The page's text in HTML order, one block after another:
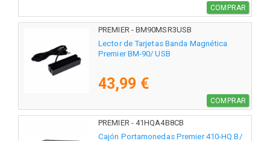
COMPRAR
PREMIER - BM90MSR3USB
Lector de Tarjetas Banda Magnética
Premier BM-90/ USB
43,99 €
COMPRAR
PREMIER - 41HQA4B8CB
Cajón Portamonedas Premier 410-HQ B/